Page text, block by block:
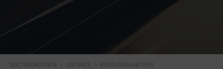
DOCTORMOTORS > LISTINGS > 625 OVERLAND EPS